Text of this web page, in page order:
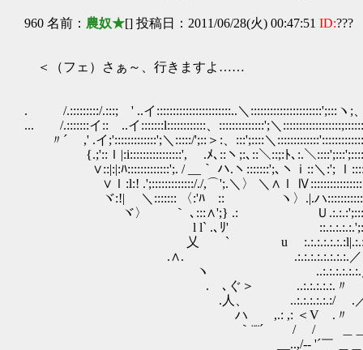
960 名前： 農奴★[] 投稿日：2011/06/28(火) 00:47:51 ID:???
＜（フェ）さぁ～、行きますよ……
. /.:::::::::/.:::; ' ..イ:::::::::::::::::::::::..＼
... /.:::::::イ:: ..イ:::::::l::::::::::::、::::::::::::::';＼
〃´ ,' .イ;':::::::::::::';＼:::::/';::＞:、:::';::::＼
{.;'::ｌ|:i::::::::::::::::', .ﾒ､::ヽ;:､::＼::;:ﾄ､:.＼
∨::|:|:ﾊ:::::::::::::';. / __｀ ハ.ヽ:::::::';､ヽｉ::＼:'; ｌ
∨ｌ:l:! .';:::::::::::::/./,⌒';.＼〉 ＼∧ｌ
ヾ:!| ＼::::::: 〈:'ﾊ :: ヽ〉.|.ハ
ヾ〉 ｀ ､:::∧';} .: Ｕ.:.:.:';:::ﾄ､
l l` .､ﾘ' ::.:.:.:.:.';:|.:.ﾘ､:::＼;::＜´
乂 ` u
.∧. .:.:.:.:.:.:.:.:.／ 先
ヽ ..:.:.:.:.:.:.／
.ゝ､ぐ＞ ..:.:.:.:.:.〃
.人、 ..:.:.:.:.:.:/ .
ハ ,.: ,: ＜V .〃 , '
｀¨¨´ / / ＿＿
__..,/-‐ '´￣ ＿＿＿.二